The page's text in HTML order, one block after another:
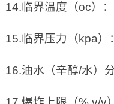
14.临界温度（oc）
15.临界压力（kpa）
16.油水（辛醇/水）